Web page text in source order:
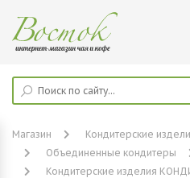
Магазин
Кондитерские
Объединенные кондитеры
Кондитерские изделия